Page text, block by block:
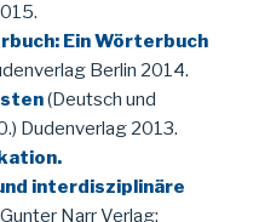
Ein Wörterbuch
Berlin 2014.
(Deutsch und
Dudenverlag 2013.
interdisziplinäre
Narr Verlag: